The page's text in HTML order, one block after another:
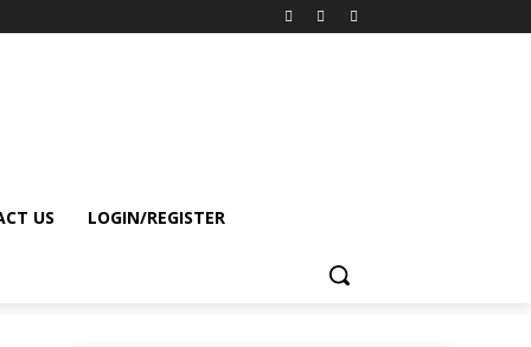
US LOGIN/REGISTER